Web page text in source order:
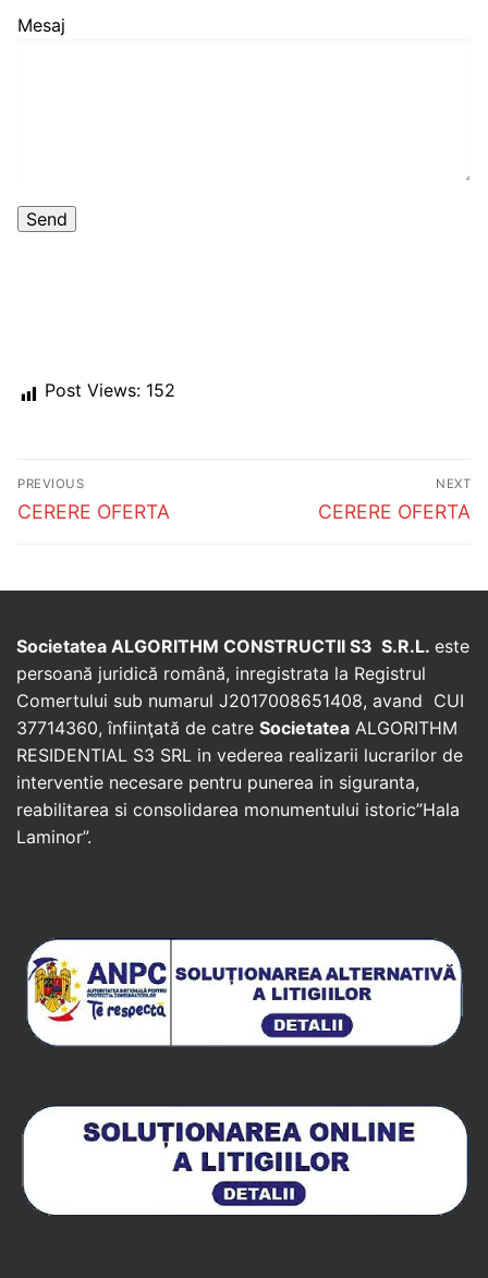
Mesaj
Post Views: 152
Post
navigation
PREVIOUS
Previous
CERERE OFERTA
NEXT
Next
CERERE OFERTA
Societatea ALGORITHM CONSTRUCTII S3 S.R.L. este
persoană juridică română, inregistrata la Registrul
Comertului sub numarul J2017008651408, avand CUI
37714360, înfiinţată de catre Societatea ALGORITHM
RESIDENTIAL S3 SRL in vederea realizarii lucrarilor de
interventie necesare pentru punerea in siguranta,
reabilitarea si consolidarea monumentului istoric”Hala
Laminor”.